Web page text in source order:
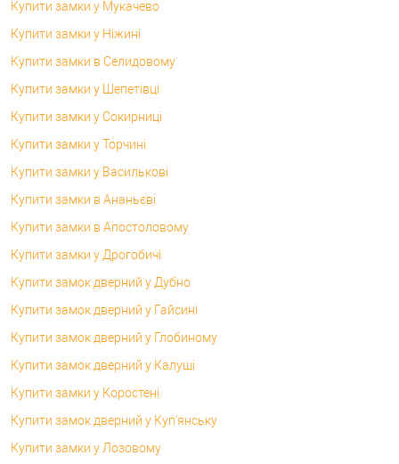
Купити замки у Мукачево
Купити замки у Ніжині
Купити замки в Селидовому
Купити замки у Шепетівці
Купити замки у Сокирниці
Купити замки у Торчині
Купити замки у Василькові
Купити замки в Ананьєві
Купити замки в Апостоловому
Купити замки у Дрогобичі
Купити замок дверний у Дубно
Купити замок дверний у Гайсині
Купити замок дверний у Глобиному
Купити замок дверний у Калуші
Купити замки у Коростені
Купити замок дверний у Куп'янську
Купити замки у Лозовому